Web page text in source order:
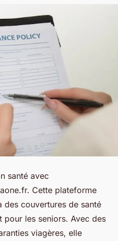
santé avec
Cette plateforme
couvertures de santé
pour les seniors. Avec des
viagères, elle